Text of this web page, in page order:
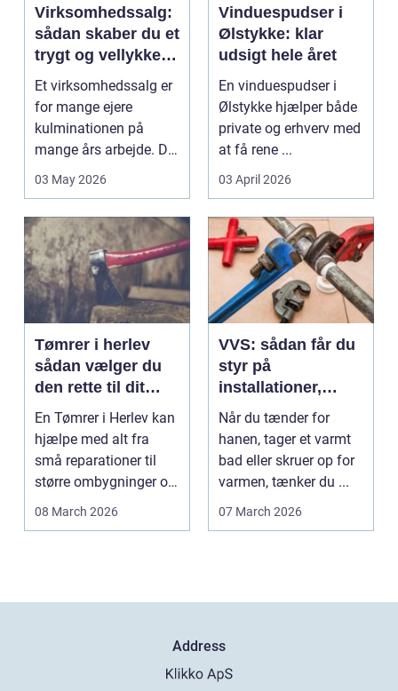
Virksomhedssalg:
sådan skaber du et
trygt og vellykket
salg
Et virksomhedssalg er
for mange ejere
kulminationen på
mange års arbejde. Det
kan være en planlagt
03 May 2026
Vinduespudser i
Ølstykke: klar
udsigt hele året
En vinduespudser i
Ølstykke hjælper både
private og erhverv med
at få rene ...
03 April 2026
Tømrer i herlev
sådan vælger du
den rette til dit
projekt
En Tømrer i Herlev kan
hjælpe med alt fra
små reparationer til
større ombygninger og
tilbygninger. N...
08 March 2026
VVS: sådan får du
styr på
installationer,
komfort og
energiforbrug
Når du tænder for
hanen, tager et varmt
bad eller skruer op for
varmen, tænker du ...
07 March 2026
Address